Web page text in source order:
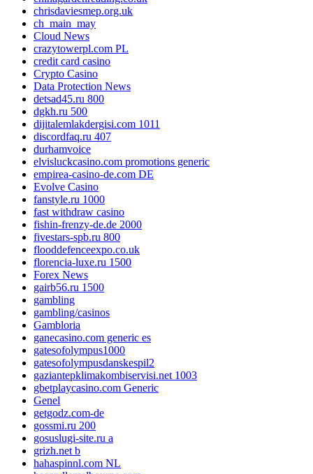
chrisdaviesmep.org.uk
ch_main_may
Cloud News
crazytowerpl.com PL
credit card casino
Crypto Casino
Data Protection News
detsad45.ru 800
dgkh.ru 500
dijitalemlakdergisi.com 1011
discordfaq.ru 407
durhamvoice
elvisluckcasino.com promotions generic
empirea-casino-de.com DE
Evolve Casino
fanstyle.ru 1000
fast withdraw casino
fishin-frenzy-de.de 2000
fivestars-spb.ru 800
flooddefenceexpo.co.uk
florencia-luxe.ru 1500
Forex News
gairb56.ru 1500
gambling
gambling/casinos
Gambloria
ganecasino.com generic es
gatesofolympus1000
gatesofolympusdanskespil2
gaziantepklimakombiservisi.net 1003
gbetplaycasino.com Generic
Genel
getgodz.com-de
gossmi.ru 200
gosuslugi-site.ru a
grizh.net b
hahaspinnl.com NL